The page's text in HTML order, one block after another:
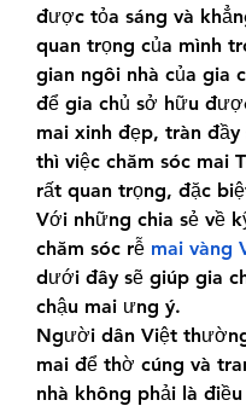
được tỏa sáng và
quan trọng của mình
gian ngôi nhà của gia
để gia chủ sở hữu
mai xinh đẹp, tràn đầy
thì việc chăm sóc mai
rất quan trọng, đặc
Với những chia sẻ về
chăm sóc rễ mai vàng
dưới đây sẽ giúp gia
chậu mai ưng ý.
Người dân Việt
mai để thờ cúng và
nhà không phải là